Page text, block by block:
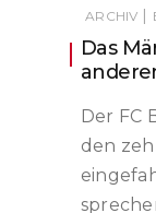
ARCHIV |
Das
Der FC
den